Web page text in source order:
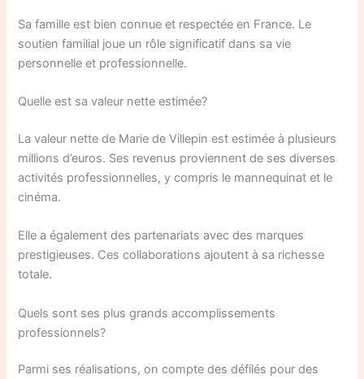
Sa famille est bien connue et respectée en France. Le
soutien familial joue un rôle significatif dans sa vie
personnelle et professionnelle.
Quelle est sa valeur nette estimée?
La valeur nette de Marie de Villepin est estimée à plusieurs
millions d’euros. Ses revenus proviennent de ses diverses
activités professionnelles, y compris le mannequinat et le
cinéma.
Elle a également des partenariats avec des marques
prestigieuses. Ces collaborations ajoutent à sa richesse
totale.
Quels sont ses plus grands accomplissements
professionnels?
Parmi ses réalisations, on compte des défilés pour des